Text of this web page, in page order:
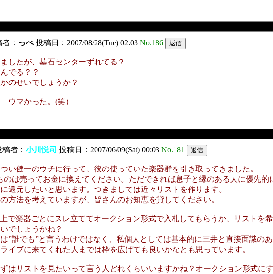
： っぺ投稿日：2007/08/28(Tue) 02:03No.186
したが、墓石センターずれてる？
でる？？
のせいでしょうか？
ウマかった。(笑）
稿者：小川悦司 投稿日：2007/06/09(Sat) 00:03No.181
い健一のウチに行って、彼の使っていた楽器群を引き取ってきました。
は売ってお金に換えてください。ただできれば息子と縁のある人に優先
還元したいと思います。つきましては近々リストを作ります。
方法を考えていますが、皆さんのお知恵を貸してください。
で楽器ごとにスレ立ててオークション形式で入札してもらうか、リストを
でしょうかね？
”誰でも”と言うわけではなく、私個人としては基本的に三井と直接面識の
イブに来てくれた人までは枠を広げても良いかなとも思っています。
はリストを見たいって言う人どれくらいいますかね？オークション形式に